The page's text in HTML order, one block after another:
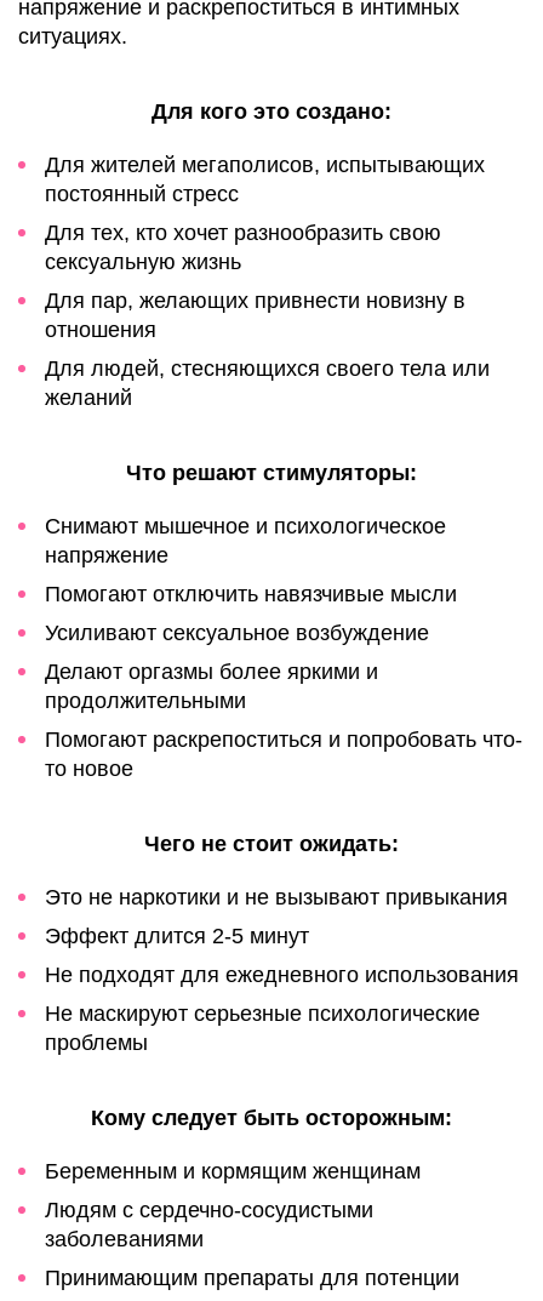
напряжение и раскрепоститься в интимных
ситуациях.
Для кого это создано:
Для жителей мегаполисов, испытывающих
постоянный стресс
Для тех, кто хочет разнообразить свою
сексуальную жизнь
Для пар, желающих привнести новизну в
отношения
Для людей, стесняющихся своего тела или
желаний
Что решают стимуляторы:
Снимают мышечное и психологическое
напряжение
Помогают отключить навязчивые мысли
Усиливают сексуальное возбуждение
Делают оргазмы более яркими и
продолжительными
Помогают раскрепоститься и попробовать что-
то новое
Чего не стоит ожидать:
Это не наркотики и не вызывают привыкания
Эффект длится 2-5 минут
Не подходят для ежедневного использования
Не маскируют серьезные психологические
проблемы
Кому следует быть осторожным:
Беременным и кормящим женщинам
Людям с сердечно-сосудистыми
заболеваниями
Принимающим препараты для потенции